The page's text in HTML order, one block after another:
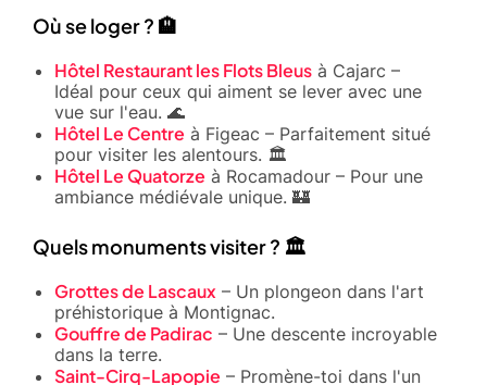
Où se loger ? 🏨
Hôtel Restaurant les Flots Bleus à Cajarc –
Idéal pour ceux qui aiment se lever avec une
vue sur l'eau. 🌊
Hôtel Le Centre à Figeac – Parfaitement situé
pour visiter les alentours. 🏛️
Hôtel Le Quatorze à Rocamadour – Pour une
ambiance médiévale unique. 🏰
Quels monuments visiter ? 🏛️
Grottes de Lascaux – Un plongeon dans l'art
préhistorique à Montignac.
Gouffre de Padirac – Une descente incroyable
dans la terre.
Saint-Cirq-Lapopie – Promène-toi dans l'un